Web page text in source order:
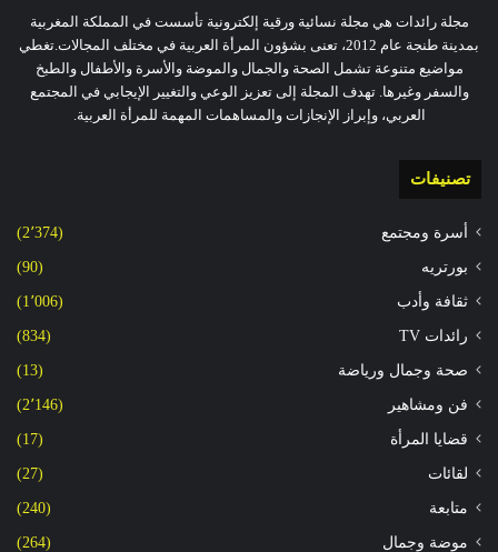
مجلة رائدات هي مجلة نسائية ورقية إلكترونية تأسست في المملكة المغربية
بمدينة طنجة عام 2012، تعنى بشؤون المرأة العربية في مختلف المجالات.تغطي
مواضيع متنوعة تشمل الصحة والجمال والموضة والأسرة والأطفال والطبخ
والسفر وغيرها. تهدف المجلة إلى تعزيز الوعي والتغيير الإيجابي في المجتمع
العربي، وإبراز الإنجازات والمساهمات المهمة للمرأة العربية.
تصنيفات
أسرة ومجتمع (2٬374)
بورتريه (90)
ثقافة وأدب (1٬006)
رائدات TV (834)
صحة وجمال ورياضة (13)
فن ومشاهير (2٬146)
قضايا المرأة (17)
لقائات (27)
متابعة (240)
موضة وجمال (264)